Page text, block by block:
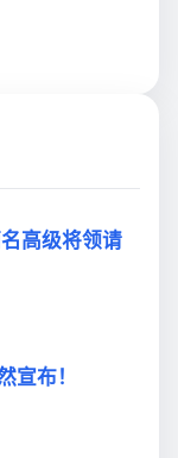
高级将领请
布！